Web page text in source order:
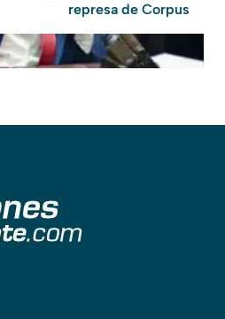
represa de Corpus